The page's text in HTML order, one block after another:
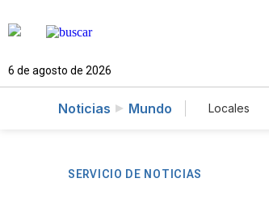
6 de agosto de 2026
Noticias Mundo Locales
SERVICIO DE NOTICIAS